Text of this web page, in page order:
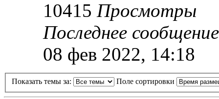
10415 Просмотры
Последнее
08 фев 2022, 14:18
Показать темы за: Поле сортировки